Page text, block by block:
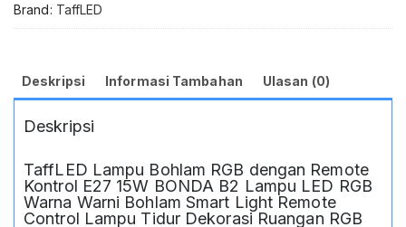
Warna
Light
Control
Tidur
Dekorasi
Ruangan
RGB
Brand: TaffLED
Deskripsi Informasi Tambahan Ulasan (0)
Deskripsi
TaffLED Lampu Bohlam RGB dengan Remote
Kontrol E27 15W BONDA B2 Lampu LED RGB
Warna Warni Bohlam Smart Light Remote
Control Lampu Tidur Dekorasi Ruangan RGB